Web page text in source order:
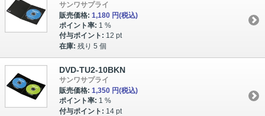
サンワサプライ
販売価格: 1,180 円(税込)
ポイント率: 1 %
付与ポイント: 12 pt
在庫: 残り 5 個
DVD-TU2-10BKN
サンワサプライ
販売価格: 1,350 円(税込)
ポイント率: 1 %
付与ポイント: 14 pt